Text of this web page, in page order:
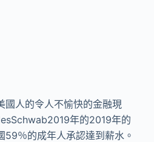
國人的令人不愉快的金融現
年的2019年的
59％的成年人承認達到薪水。